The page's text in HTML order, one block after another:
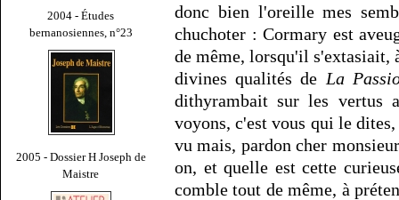
2004 - Études
bernanosiennes, n°23
2005 - Dossier H Joseph de
Maistre
donc bien l'oreille mes
chuchoter : Cormary est
de même, lorsqu'il s'extasiait,
divines qualités de La
dithyrambait sur les vertus
voyons, c'est vous qui le
vu mais, pardon cher
on, et quelle est cette
comble tout de même, à